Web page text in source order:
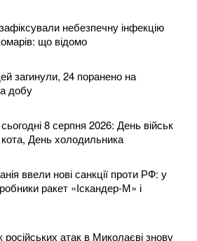
небезпечну інфекцію
що відомо
загинули, 24 поранено на
добу
8 серпня 2026: День військ
кота, День холодильника
ввели нові санкції проти РФ: у
ракет «Іскандер-М» і
російських атак в Миколаєві знову